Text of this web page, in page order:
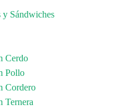
y Sándwiches
Cerdo
Pollo
Cordero
Ternera